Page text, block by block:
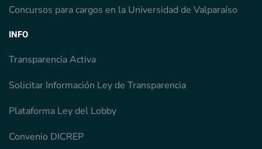
Concursos para cargos en la Universidad de Valparaíso
INFO
Transparencia Activa
Solicitar Información Ley de Transparencia
Plataforma Ley del Lobby
Convenio DICREP